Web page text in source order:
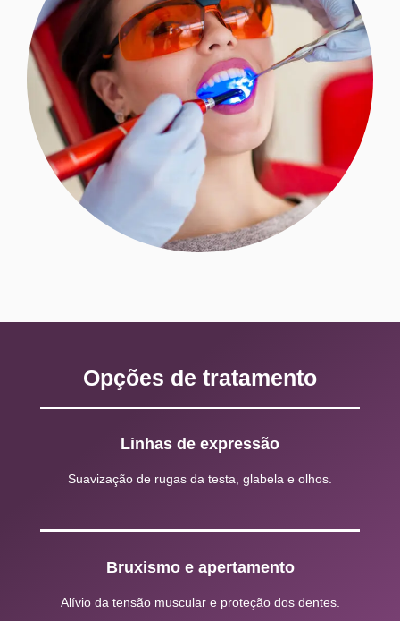
Opções de tratamento
Linhas de expressão
Suavização de rugas da testa, glabela e olhos.
Bruxismo e apertamento
Alívio da tensão muscular e proteção dos dentes.